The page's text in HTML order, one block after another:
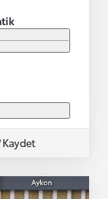
Kaydet